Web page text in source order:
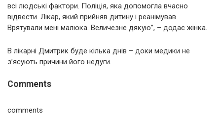
всі людські фактори. Поліція, яка допомогла вчасно
відвести. Лікар, який прийняв дитину і реанімував.
Врятували мені малюка. Величезне дякую”, – додає жінка.
В лікарні Дмитрик буде кілька днів – доки медики не
з’ясують причини його недуги.
Comments
comments